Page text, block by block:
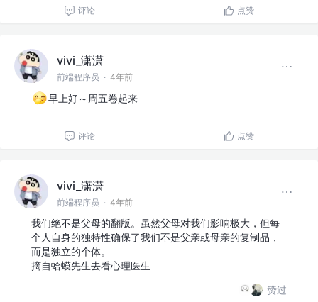
评论 点赞
vivi_潇潇
前端程序员 · 4年前
早上好～周五卷起来
评论 点赞
vivi_潇潇
前端程序员 · 4年前
我们绝不是父母的翻版。虽然父母对我们影响极大，但每
个人自身的独特性确保了我们不是父亲或母亲的复制品，
而是独立的个体。
摘自蛤蟆先生去看心理医生
赞过